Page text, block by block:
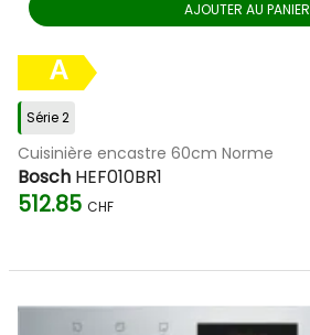
AJOUTER AU PANIER
A
Série 2
Cuisinière encastre 60cm Norme
Bosch HEF010BR1
512.85 CHF